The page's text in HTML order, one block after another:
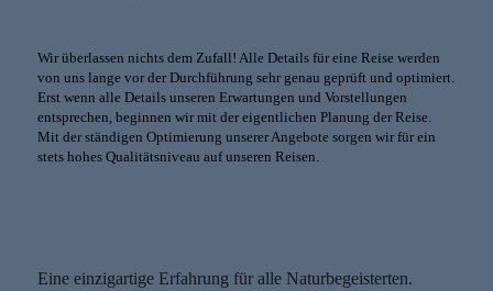
Wir überlassen nichts dem Zufall! Alle Details für eine Reise werden
von uns lange vor der Durchführung sehr genau geprüft und optimiert.
Erst wenn alle Details unseren Erwartungen und Vorstellungen
entsprechen, beginnen wir mit der eigentlichen Planung der Reise.
Mit der ständigen Optimierung unserer Angebote sorgen wir für ein
stets hohes Qualitätsniveau auf unseren Reisen.
Eine einzigartige Erfahrung für alle Naturbegeisterten.